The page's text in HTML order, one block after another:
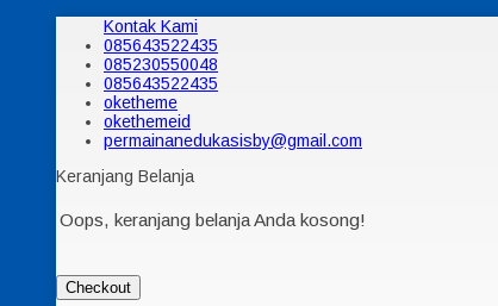
Kontak Kami
085643522435
085230550048
085643522435
oketheme
okethemeid
permainanedukasisby@gmail.com
Keranjang Belanja
Oops, keranjang belanja Anda kosong!
Checkout